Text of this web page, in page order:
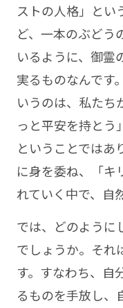
ストの人格」とい
ど、一本のぶどう
いるように、御霊
実るものなんです
いうのは、私たち
っと平安を持とう
ということではあ
に身を委ね、「キ
れていく中で、自
では、どのように
でしょうか。それ
す。すなわち、自
るものを手放し、